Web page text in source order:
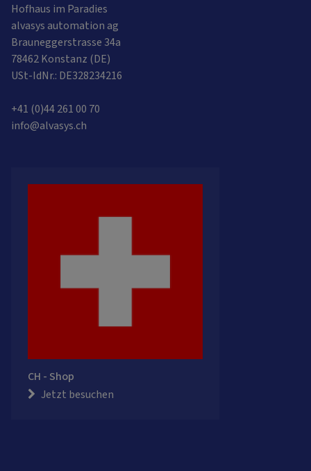
Hofhaus im Paradies
alvasys automation ag
Brauneggerstrasse 34a
78462 Konstanz (DE)
USt-IdNr.: DE328234216
+41 (0)44 261 00 70
info@alvasys.ch
CH - Shop
Jetzt besuchen